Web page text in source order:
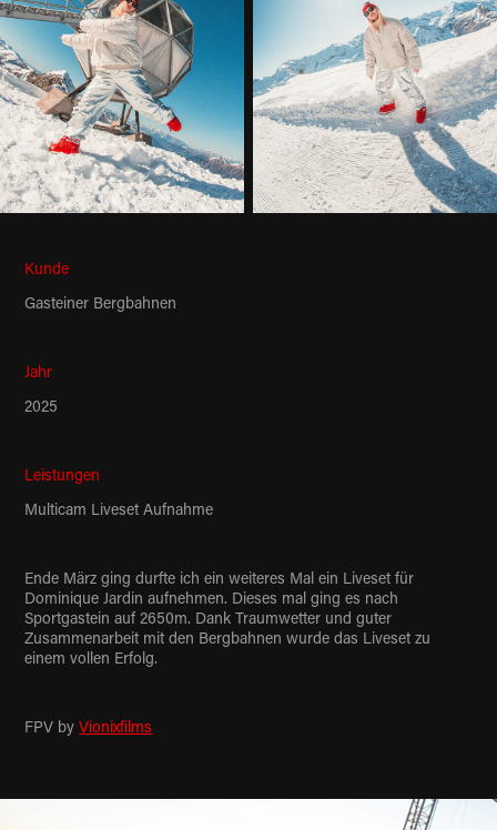
Kunde
Gasteiner Bergbahnen
Jahr
2025
Leistungen
Multicam Liveset Aufnahme
Ende März ging durfte ich ein weiteres Mal ein Liveset für
Dominique Jardin aufnehmen. Dieses mal ging es nach
Sportgastein auf 2650m. Dank Traumwetter und guter
Zusammenarbeit mit den Bergbahnen wurde das Liveset zu
einem vollen Erfolg.
FPV byVionixfilms